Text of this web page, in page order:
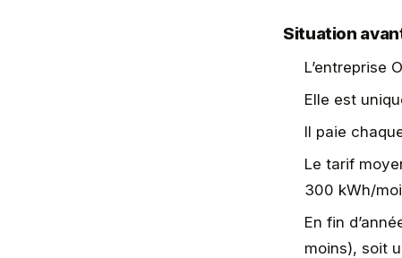
Situation
L’entreprise
Elle est
Il paie
Le tarif
300 kWh/
En fin
moins), soit